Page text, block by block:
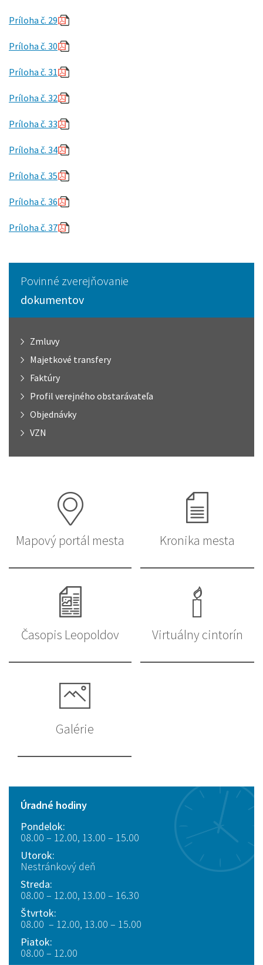
Príloha č. 29
Príloha č. 30
Príloha č. 31
Príloha č. 32
Príloha č. 33
Príloha č. 34
Príloha č. 35
Príloha č. 36
Príloha č. 37
Povinné zverejňovanie
dokumentov
Zmluvy
Majetkové transfery
Faktúry
Profil verejného obstarávateľa
Objednávky
VZN
Mapový portál mesta Kronika mesta
Časopis Leopoldov Virtuálny cintorín
Galérie
Úradné hodiny
Pondelok:
08.00 – 12.00, 13.00 – 15.00
Utorok:
Nestránkový deň
Streda:
08.00 – 12.00, 13.00 – 16.30
Štvrtok:
08.00 – 12.00, 13.00 – 15.00
Piatok:
08.00 – 12.00